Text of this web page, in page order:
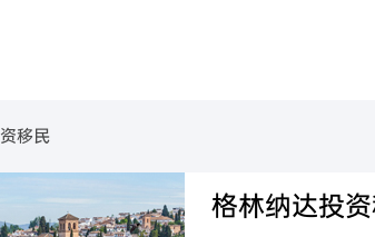
加拿大BC省雇主担保移民
加拿大阿省雇主担保移民
加拿大联邦自雇移民
移民
格林纳达投资